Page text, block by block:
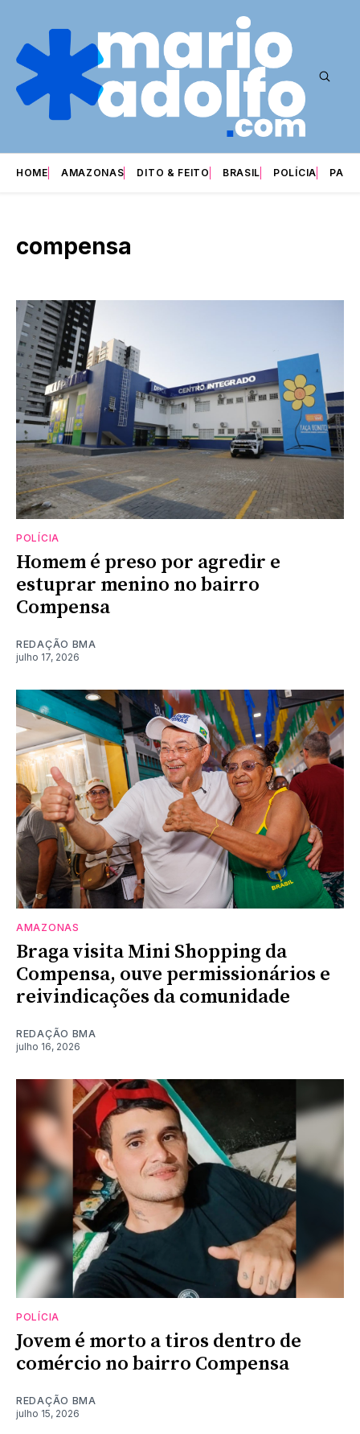
HOME AMAZONAS DITO & FEITO BRASIL POLÍCIA
compensa
POLÍCIA
Homem é preso por agredir e
estuprar menino no bairro
Compensa
REDAÇÃO BMA
julho 17, 2026
AMAZONAS
Braga visita Mini Shopping da
Compensa, ouve permissionários e
reivindicações da comunidade
REDAÇÃO BMA
julho 16, 2026
POLÍCIA
Jovem é morto a tiros dentro de
comércio no bairro Compensa
REDAÇÃO BMA
julho 15, 2026